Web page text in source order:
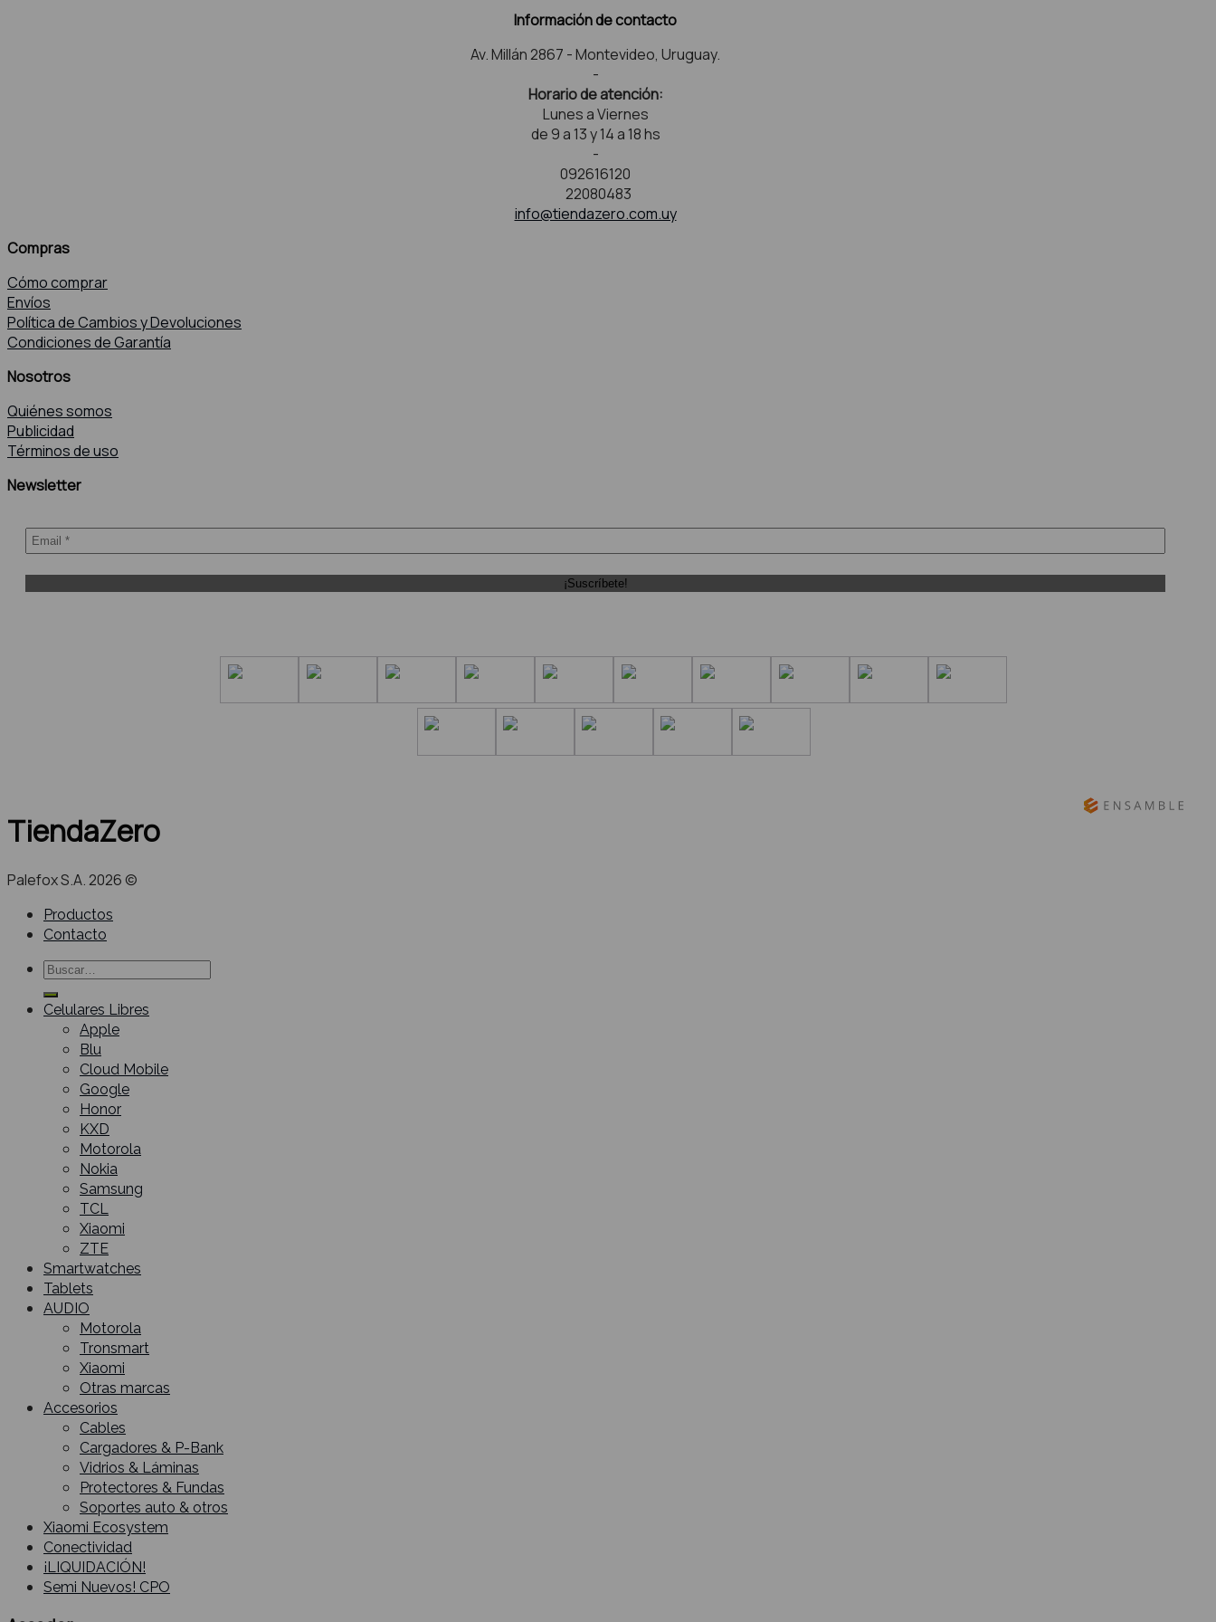
Información de contacto
Av. Millán 2867 - Montevideo, Uruguay.
-
Horario de atención:
Lunes a Viernes
de 9 a 13 y 14 a 18 hs
-
092616120
22080483
info@tiendazero.com.uy
Compras
Cómo comprar
Envíos
Política de Cambios y Devoluciones
Condiciones de Garantía
Nosotros
Quiénes somos
Publicidad
Términos de uso
Newsletter
TiendaZero
Palefox S.A. 2026 ©
Productos
Contacto
Buscar
por:
Celulares Libres
Apple
Blu
Cloud Mobile
Google
Honor
KXD
Motorola
Nokia
Samsung
TCL
Xiaomi
ZTE
Smartwatches
Tablets
AUDIO
Motorola
Tronsmart
Xiaomi
Otras marcas
Accesorios
Cables
Cargadores & P-Bank
Vidrios & Láminas
Protectores & Fundas
Soportes auto & otros
Xiaomi Ecosystem
Conectividad
¡LIQUIDACIÓN!
Semi Nuevos! CPO